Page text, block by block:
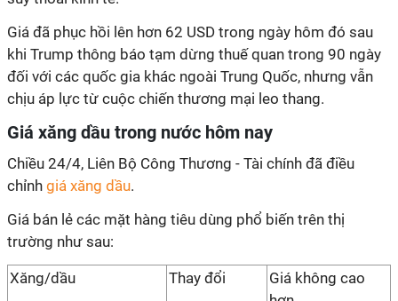
Giá đã phục hồi lên hơn 62 USD trong ngày hôm đó sau
khi Trump thông báo tạm dừng thuế quan trong 90 ngày
đối với các quốc gia khác ngoài Trung Quốc, nhưng vẫn
chịu áp lực từ cuộc chiến thương mại leo thang.
Giá xăng dầu trong nước hôm nay
Chiều 24/4, Liên Bộ Công Thương - Tài chính đã điều
chỉnh giá xăng dầu.
Giá bán lẻ các mặt hàng tiêu dùng phổ biến trên thị
trường như sau:
Xăng/dầu Thay đổi
Giá không cao